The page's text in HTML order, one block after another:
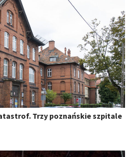
Trzy poznańskie szpitale